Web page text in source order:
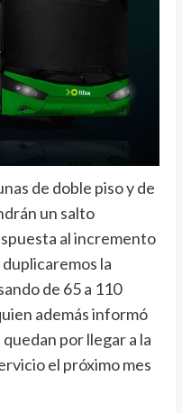
de doble piso y de
un salto
al incremento
la
de 65 a 110
además informó
por llegar a la
el próximo mes